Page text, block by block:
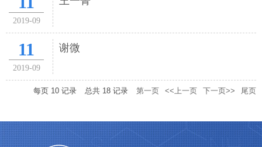
2019-09
11
2019-09
谢微
每页 10 记录 总共 18 记录 第一页 <<上一页 下一页>> 尾页